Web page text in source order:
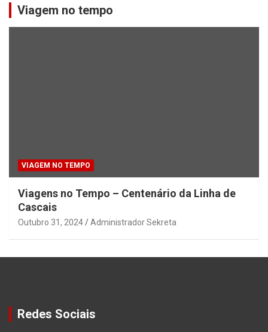
Viagem no tempo
VIAGEM NO TEMPO
Viagens no Tempo – Centenário da Linha de
Cascais
Outubro 31, 2024 Administrador Sekreta
Redes Sociais